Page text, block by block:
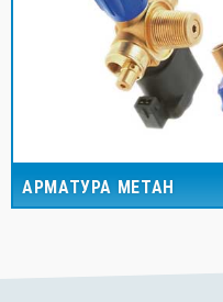
АРМАТУРА МЕТАН